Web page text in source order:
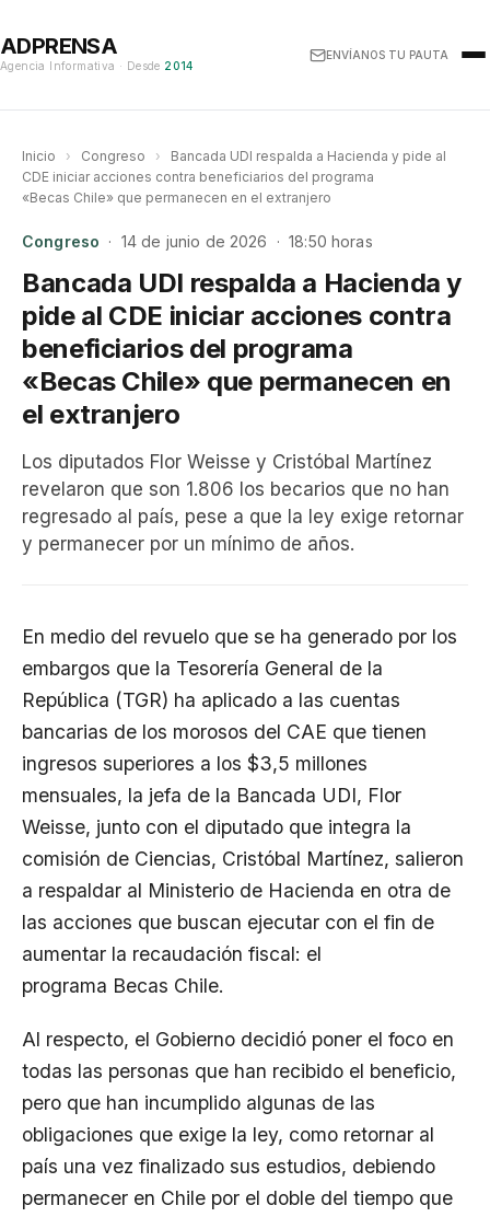
ADPRENSA
Agencia Informativa · Desde 2014
ENVÍANOS TU PAUTA
Inicio › Congreso ›
Bancada UDI respalda a Hacienda y pide al
CDE iniciar acciones contra beneficiarios del programa
«Becas Chile» que permanecen en el extranjero
Congreso · 14 de junio de 2026 · 18:50 horas
Bancada UDI respalda a Hacienda y
pide al CDE iniciar acciones contra
beneficiarios del programa
«Becas Chile» que permanecen en
el extranjero
Los diputados Flor Weisse y Cristóbal Martínez
revelaron que son 1.806 los becarios que no han
regresado al país, pese a que la ley exige retornar
y permanecer por un mínimo de años.
En medio del revuelo que se ha generado por los
embargos que la Tesorería General de la
República (TGR) ha aplicado a las cuentas
bancarias de los morosos del CAE que tienen
ingresos superiores a los $3,5 millones
mensuales, la jefa de la Bancada UDI, Flor
Weisse, junto con el diputado que integra la
comisión de Ciencias, Cristóbal Martínez, salieron
a respaldar al Ministerio de Hacienda en otra de
las acciones que buscan ejecutar con el fin de
aumentar la recaudación fiscal: el
programa Becas Chile.
Al respecto, el Gobierno decidió poner el foco en
todas las personas que han recibido el beneficio,
pero que han incumplido algunas de las
obligaciones que exige la ley, como retornar al
país una vez finalizado sus estudios, debiendo
permanecer en Chile por el doble del tiempo que